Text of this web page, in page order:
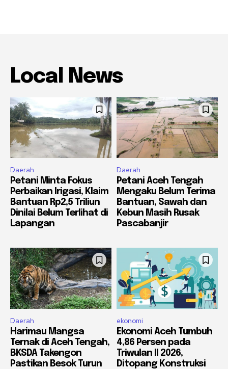
Local News
Daerah
Petani Minta Fokus
Perbaikan Irigasi, Klaim
Bantuan Rp2,5 Triliun
Dinilai Belum Terlihat di
Lapangan
Daerah
Petani Aceh Tengah
Mengaku Belum Terima
Bantuan, Sawah dan
Kebun Masih Rusak
Pascabanjir
Daerah
Harimau Mangsa
Ternak di Aceh Tengah,
BKSDA Takengon
Pastikan Besok Turun
ekonomi
Ekonomi Aceh Tumbuh
4,86 Persen pada
Triwulan II 2026,
Ditopang Konstruksi